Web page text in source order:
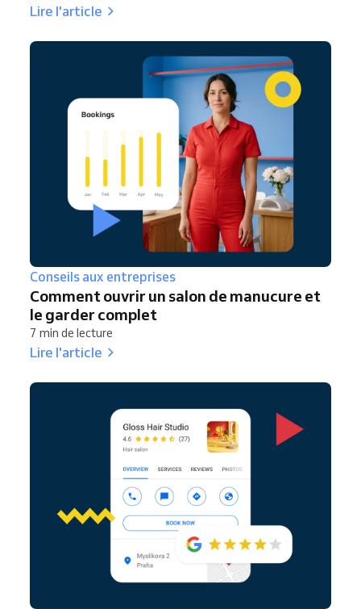
Lire l'article
Conseils aux entreprises
Comment ouvrir un salon de manucure et
le garder complet
7 min de lecture
Lire l'article